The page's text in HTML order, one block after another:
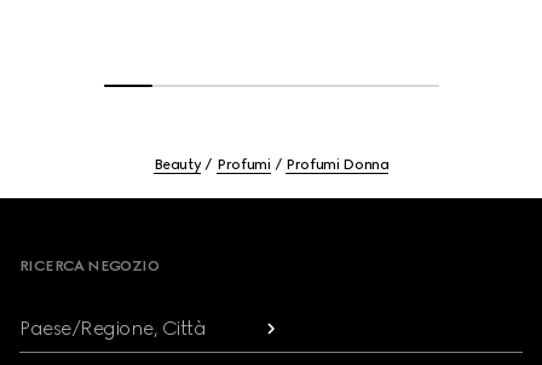
Beauty Profumi Profumi Donna
RICERCA NEGOZIO
Paese/Regione, Città